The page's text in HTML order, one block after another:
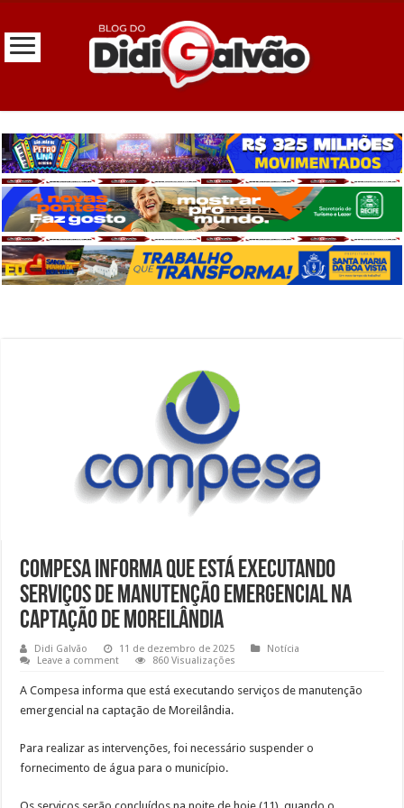
Compesa informa que está executando
serviços de manutenção emergencial na
captação de Moreilândia
Didi Galvão 11 de dezembro de 2025
Notícia
Leave a comment
860 Visualizações
A Compesa informa que está executando serviços de manutenção
emergencial na captação de Moreilândia.
Para realizar as intervenções, foi necessário suspender o
fornecimento de água para o município.